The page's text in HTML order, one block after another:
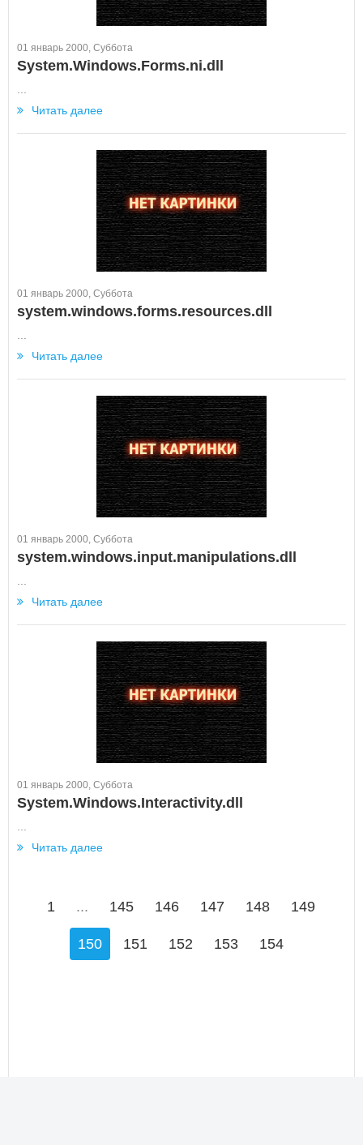
01 январь 2000, Суббота
System.Windows.Forms.ni.dll
Читать далее
01 январь 2000, Суббота
system.windows.forms.resources.dll
Читать далее
01 январь 2000, Суббота
system.windows.input.manipulations.dll
Читать далее
01 январь 2000, Суббота
System.Windows.Interactivity.dll
Читать далее
1 ... 145 146 147 148 149
150 151 152 153 154